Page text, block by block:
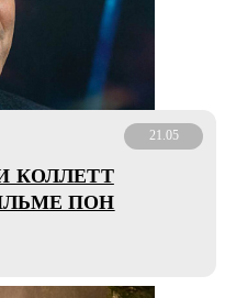
21.05
КОЛЛЕТТ
ПОН